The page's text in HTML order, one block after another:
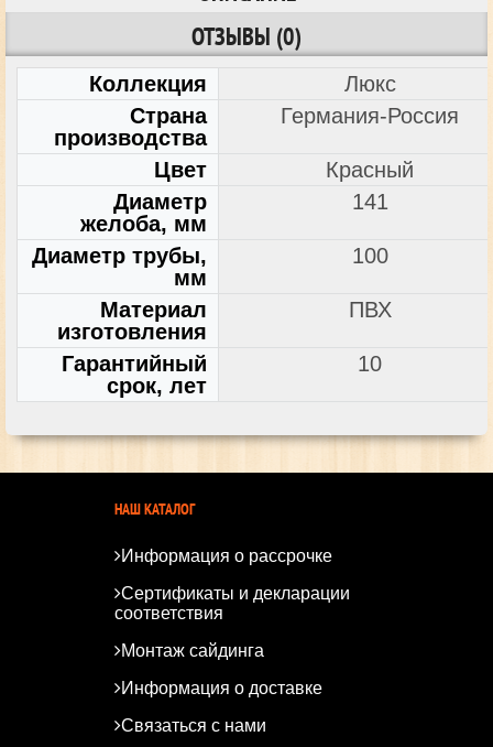
ОТЗЫВЫ (0)
Коллекция
Люкс
Страна
производства
Германия-Россия
Цвет
Красный
Диаметр
желоба, мм
141
Диаметр трубы,
мм
100
Материал
изготовления
ПВХ
Гарантийный
срок, лет
10
НАШ КАТАЛОГ
Информация о рассрочке
Сертификаты и декларации
соответствия
Монтаж сайдинга
Информация о доставке
Связаться с нами